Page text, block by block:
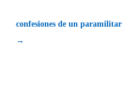
confesiones de un paramilitar
→